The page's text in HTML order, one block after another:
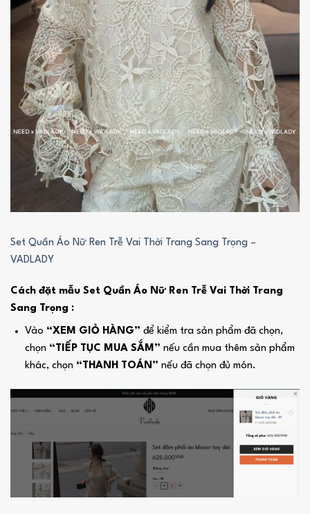
Set Quần Áo Nữ Ren Trễ Vai Thời Trang Sang Trọng –
VADLADY
Cách đặt mẫu Set Quần Áo Nữ Ren Trễ Vai Thời Trang
Sang Trọng :
Vào “XEM GIỎ HÀNG” để kiểm tra sản phẩm đã chọn,
chọn “TIẾP TỤC MUA SẮM” nếu cần mua thêm sản phẩm
khác, chọn “THANH TOÁN” nếu đã chọn đủ món.